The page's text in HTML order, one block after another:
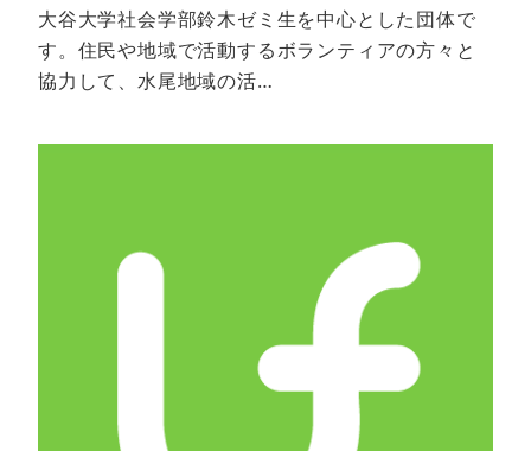
大谷大学社会学部鈴木ゼミ生を中心とした団体で
す。住民や地域で活動するボランティアの方々と
協力して、水尾地域の活…